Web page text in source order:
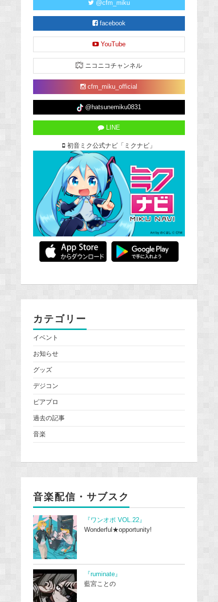
@cfm_miku
facebook
YouTube
ニコニコチャンネル
cfm_miku_official
@hatsunemiku0831
LINE
初音ミク公式ナビ「ミクナビ」
カテゴリー
イベント
お知らせ
グッズ
デジコン
ピアプロ
過去の記事
音楽
音楽配信・サブスク
『ワンオポ VOL.22』
Wonderful★opportunity!
『ruminate』
藍宮ことの